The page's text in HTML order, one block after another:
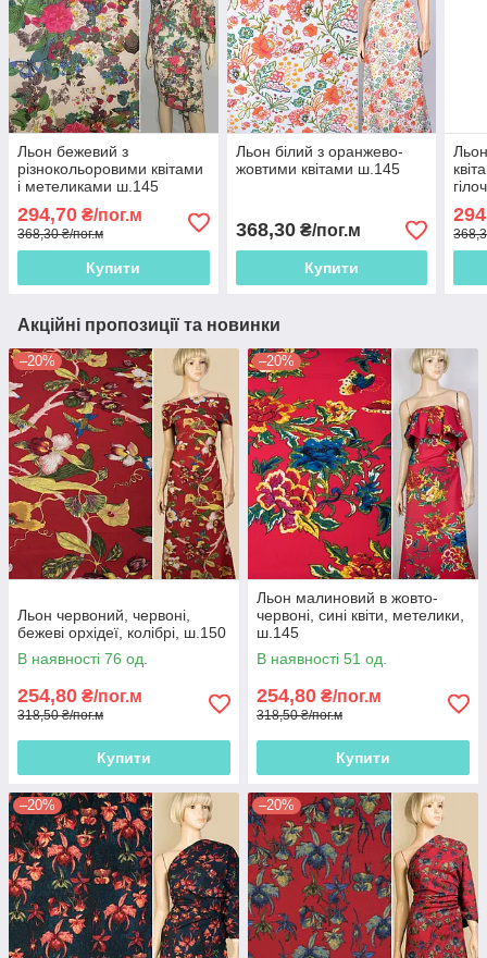
Льон бежевий з
різнокольоровими квітами
і метеликами ш.145
294,70 ₴/пог.м
368,30 ₴/пог.м
Купити
Льон білий з оранжево-
жовтими квітами ш.145
368,30₴/пог.м
Купити
Акційні пропозиції та новинки
–20%
Льон червоний, червоні,
бежеві орхідеї, колібрі, ш.150
В наявності 76 од.
254,80 ₴/пог.м
318,50 ₴/пог.м
Купити
–20%
Льон малиновий в жовто-
червоні, сині квіти, метелики,
ш.145
В наявності 51 од.
254,80 ₴/пог.м
318,50 ₴/пог.м
Купити
–20% –20%